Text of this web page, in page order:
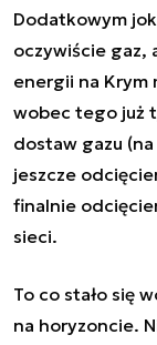
Dodatkowym
oczywiście gaz,
energii na Krym
wobec tego już
dostaw gazu
jeszcze
finalnie
sieci.
To co stało się
na horyzoncie.